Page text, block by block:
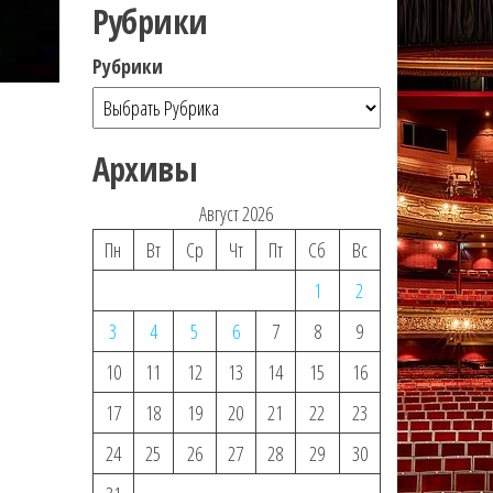
Рубрики
Рубрики
Архивы
Август 2026
Пн
Вт Ср Чт Пт Сб
Вс
1
2
3
4 5 6 7 8
9
10
11 12 13 14 15
16
17
18 19 20 21 22
23
24
25 26 27 28 29
30